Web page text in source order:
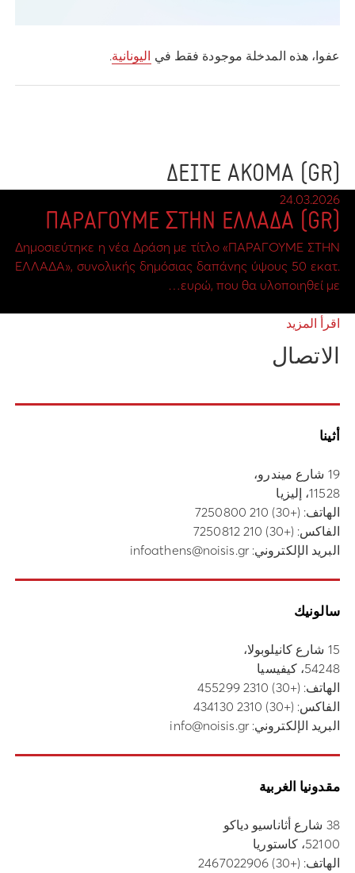
عفوا، هذه المدخلة موجودة فقط في اليونانية.
(GR) ΔΕΙΤΕ ΑΚΟΜΑ
24.03.2026
(GR) ΠΑΡΑΓΟΥΜΕ ΣΤΗΝ ΕΛΛΑΔΑ
Δημοσιεύτηκε η νέα Δράση με τίτλο «ΠΑΡΑΓΟΥΜΕ ΣΤΗΝ
ΕΛΛΑΔΑ», συνολικής δημόσιας δαπάνης ύψους 50 εκατ.
ευρώ, που θα υλοποιηθεί με…
اقرأ المزيد
الاتصال
أثينا
19 شارع ميندرو،
11528، إليزيا
الهاتف: (+30) 210 7250800
الفاكس: (+30) 210 7250812
البريد الإلكتروني:infoathens@noisis.gr
سالونيك
15 شارع كانيلوبولا،
54248، كيفيسيا
الهاتف: (+30) 2310 455299
الفاكس: (+30) 2310 434130
البريد الإلكتروني:info@noisis.gr
مقدونيا الغربية
38 شارع أثاناسيو دياكو
52100، كاستوريا
الهاتف: (+30) 2467022906